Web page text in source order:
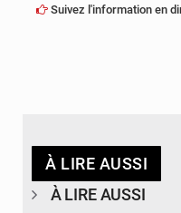
Suivez l'information en
À LIRE AUSSI
À LIRE AUSSI